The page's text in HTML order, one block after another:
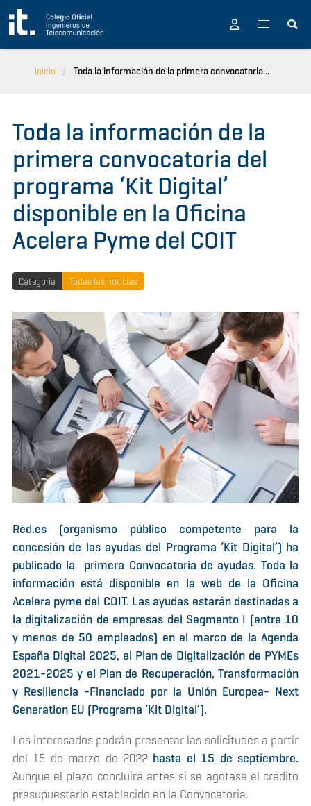
Pasar al contenido principal
Inicio Toda la información de la primera convocatoria...
Toda la información de la
primera convocatoria del
programa ‘Kit Digital’
disponible en la Oficina
Acelera Pyme del COIT
Categoría Todas las noticias
Red.es (organismo público competente para la
concesión de las ayudas del Programa ‘Kit Digital’) ha
publicado la primera Convocatoria de ayudas. Toda la
información está disponible en la web de la Oficina
Acelera pyme del COIT. Las ayudas estarán destinadas a
la digitalización de empresas del Segmento I (entre 10
y menos de 50 empleados) en el marco de la Agenda
España Digital 2025, el Plan de Digitalización de PYMEs
2021-2025 y el Plan de Recuperación, Transformación
y Resiliencia -Financiado por la Unión Europea- Next
Generation EU (Programa ‘Kit Digital’).
Los interesados podrán presentar las solicitudes a partir
del 15 de marzo de 2022 hasta el 15 de septiembre.
Aunque el plazo concluirá antes si se agotase el crédito
presupuestario establecido en la Convocatoria.